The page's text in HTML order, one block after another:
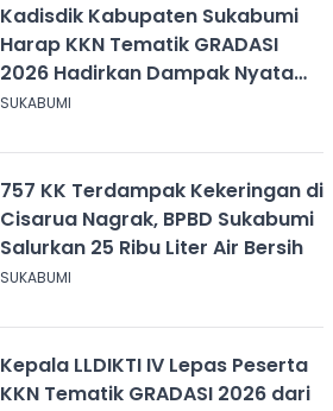
Kadisdik Kabupaten Sukabumi
Harap KKN Tematik GRADASI
2026 Hadirkan Dampak Nyata
bagi Masyarakat
SUKABUMI
757 KK Terdampak Kekeringan di
Cisarua Nagrak, BPBD Sukabumi
Salurkan 25 Ribu Liter Air Bersih
SUKABUMI
Kepala LLDIKTI IV Lepas Peserta
KKN Tematik GRADASI 2026 dari